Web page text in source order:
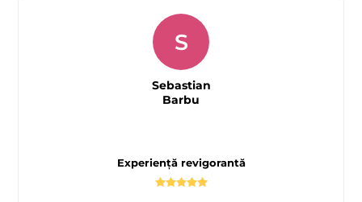
Experiență revigorantă
S
Sebastian
Barbu